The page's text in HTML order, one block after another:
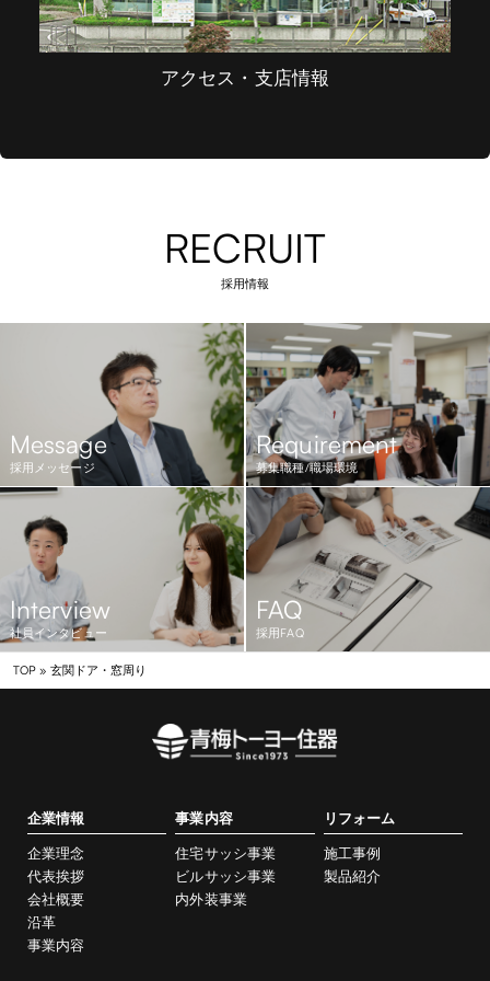
アクセス・支店情報
RECRUIT
採用情報
Message
採用メッセージ
Requirement
募集職種/職場環境
Interview
社員インタビュー
FAQ
採用FAQ
TOP » 玄関ドア・窓周り
企業情報
企業理念
代表挨拶
会社概要
沿革
事業内容
事業内容
住宅サッシ事業
ビルサッシ事業
内外装事業
リフォーム
施工事例
製品紹介